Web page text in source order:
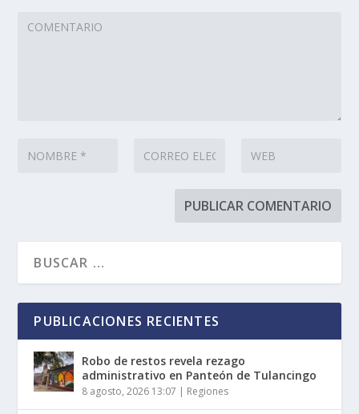
PUBLICACIONES RECIENTES
Robo de restos revela rezago
administrativo en Panteón de Tulancingo
8 agosto, 2026 13:07 | Regiones